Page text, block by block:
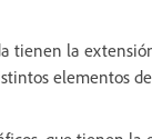
tienen la
elementos